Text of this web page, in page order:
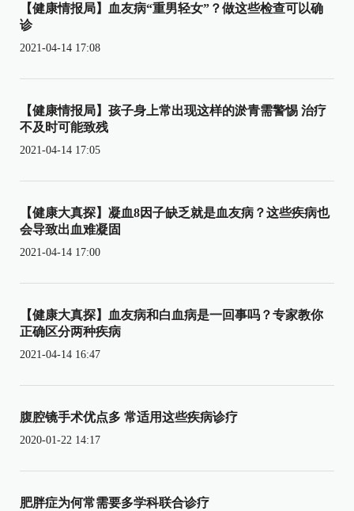
【健康情报局】血友病“重男轻女”？做这些检查可以确
诊
2021-04-14 17:08
【健康情报局】孩子身上常出现这样的淤青需警惕 治疗
不及时可能致残
2021-04-14 17:05
【健康大真探】凝血8因子缺乏就是血友病？这些疾病也
会导致出血难凝固
2021-04-14 17:00
【健康大真探】血友病和白血病是一回事吗？专家教你
正确区分两种疾病
2021-04-14 16:47
腹腔镜手术优点多 常适用这些疾病诊疗
2020-01-22 14:17
肥胖症为何常需要多学科联合诊疗